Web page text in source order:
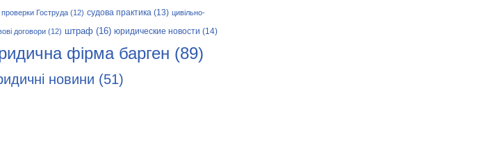
проверки Гоструда(12) судова практика (13) цивільно-
договори(12) штраф(16) юридические новости (14)
фірма барген (89)
новини (51)